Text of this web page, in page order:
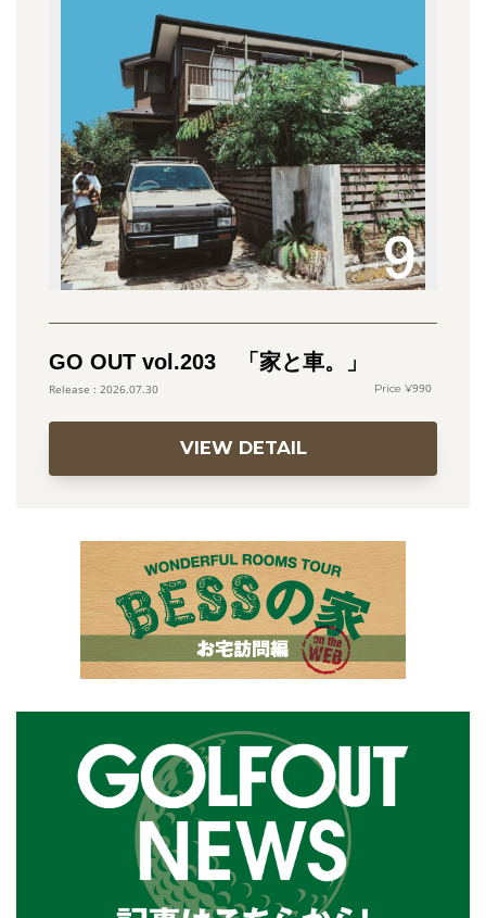
GO OUT vol.203 「家と車。」
2026.07.30 990
VIEW DETAIL